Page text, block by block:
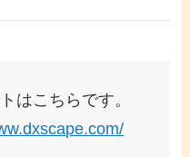
はこちらです。